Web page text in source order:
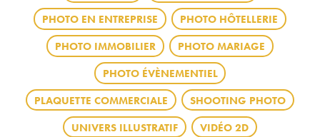
PHOTO EN ENTREPRISE PHOTO HÔTELLERIE
PHOTO IMMOBILIER PHOTO MARIAGE
PHOTO ÉVÈNEMENTIEL
PLAQUETTE COMMERCIALE SHOOTING PHOTO
UNIVERS ILLUSTRATIF VIDÉO 2D